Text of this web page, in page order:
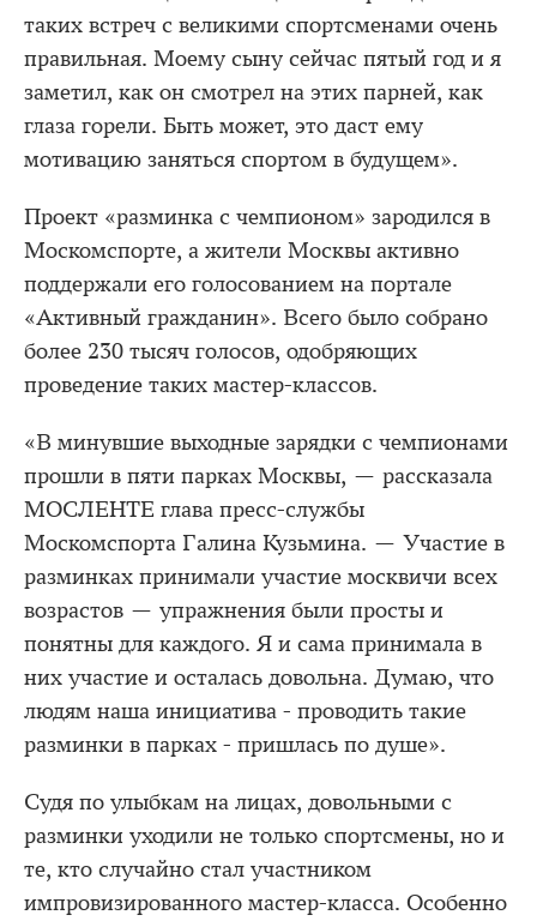
таких встреч с великими спортсменами очень
правильная. Моему сыну сейчас пятый год и я
заметил, как он смотрел на этих парней, как
глаза горели. Быть может, это даст ему
мотивацию заняться спортом в будущем».
Проект «разминка с чемпионом» зародился в
Москомспорте, а жители Москвы активно
поддержали его голосованием на портале
«Активный гражданин». Всего было собрано
более 230 тысяч голосов, одобряющих
проведение таких мастер-классов.
«В минувшие выходные зарядки с чемпионами
прошли в пяти парках Москвы, — рассказала
МОСЛЕНТЕ глава пресс-службы
Москомспорта Галина Кузьмина. — Участие в
разминках принимали участие москвичи всех
возрастов — упражнения были просты и
понятны для каждого. Я и сама принимала в
них участие и осталась довольна. Думаю, что
людям наша инициатива - проводить такие
разминки в парках - пришлась по душе».
Судя по улыбкам на лицах, довольными с
разминки уходили не только спортсмены, но и
те, кто случайно стал участником
импровизированного мастер-класса. Особенно